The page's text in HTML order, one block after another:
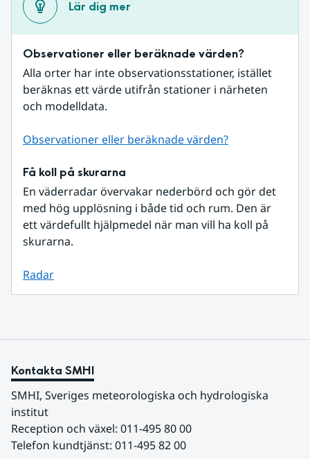
Lär dig mer
Observationer eller beräknade värden?
Alla orter har inte observationsstationer, istället
beräknas ett värde utifrån stationer i närheten
och modelldata.
Observationer eller beräknade värden?
Få koll på skurarna
En väderradar övervakar nederbörd och gör det
med hög upplösning i både tid och rum. Den är
ett värdefullt hjälpmedel när man vill ha koll på
skurarna.
Radar
Kontakta SMHI
SMHI, Sveriges meteorologiska och hydrologiska
institut
Reception och växel: 011-495 80 00
Telefon kundtjänst: 011-495 82 00